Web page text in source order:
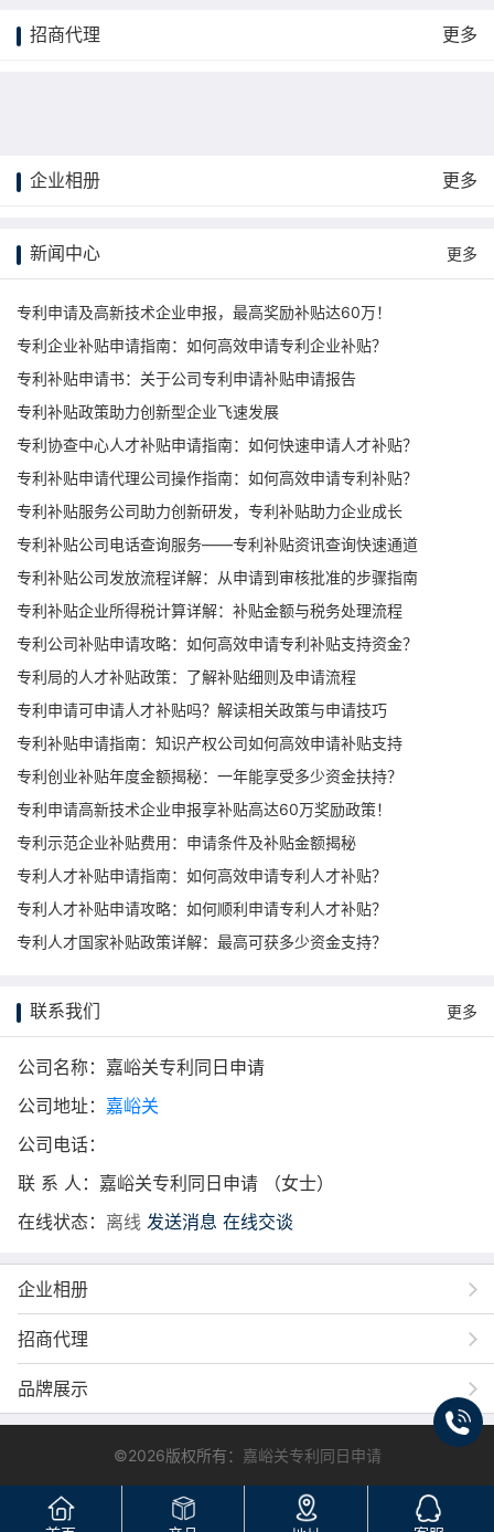
招商代理 更多
企业相册 更多
新闻中心 更多
专利申请及高新技术企业申报，最高奖励补贴达60万！
专利企业补贴申请指南：如何高效申请专利企业补贴？
专利补贴申请书：关于公司专利申请补贴申请报告
专利补贴政策助力创新型企业飞速发展
专利协查中心人才补贴申请指南：如何快速申请人才补贴？
专利补贴申请代理公司操作指南：如何高效申请专利补贴？
专利补贴服务公司助力创新研发，专利补贴助力企业成长
专利补贴公司电话查询服务——专利补贴资讯查询快速通道
专利补贴公司发放流程详解：从申请到审核批准的步骤指南
专利补贴企业所得税计算详解：补贴金额与税务处理流程
专利公司补贴申请攻略：如何高效申请专利补贴支持资金？
专利局的人才补贴政策：了解补贴细则及申请流程
专利申请可申请人才补贴吗？解读相关政策与申请技巧
专利补贴申请指南：知识产权公司如何高效申请补贴支持
专利创业补贴年度金额揭秘：一年能享受多少资金扶持？
专利申请高新技术企业申报享补贴高达60万奖励政策！
专利示范企业补贴费用：申请条件及补贴金额揭秘
专利人才补贴申请指南：如何高效申请专利人才补贴？
专利人才补贴申请攻略：如何顺利申请专利人才补贴？
专利人才国家补贴政策详解：最高可获多少资金支持？
联系我们 更多
公司名称：嘉峪关专利同日申请
公司地址： 嘉峪关
公司电话：
联 系 人：嘉峪关专利同日申请 （女士）
在线状态： 离线 发送消息 在线交谈
企业相册
招商代理
品牌展示
©2026版权所有： 嘉峪关专利同日申请